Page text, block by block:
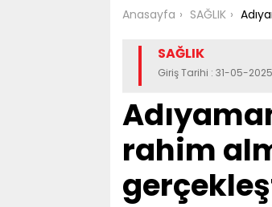
Anasayfa SAĞLIK
SAĞLIK
Giriş Tarihi : 31-05-
rahim